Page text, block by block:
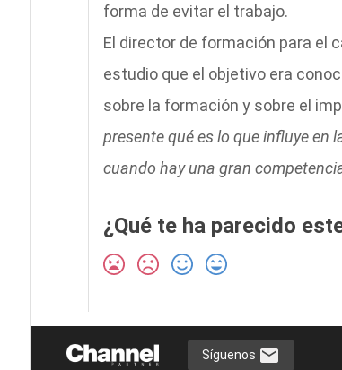
forma de evitar el trabajo.
El director de formación para el
estudio que el objetivo era
sobre la formación y sobre el
presente qué es lo que influye en
cuando hay una gran
¿Qué te ha parecido
Síguenos